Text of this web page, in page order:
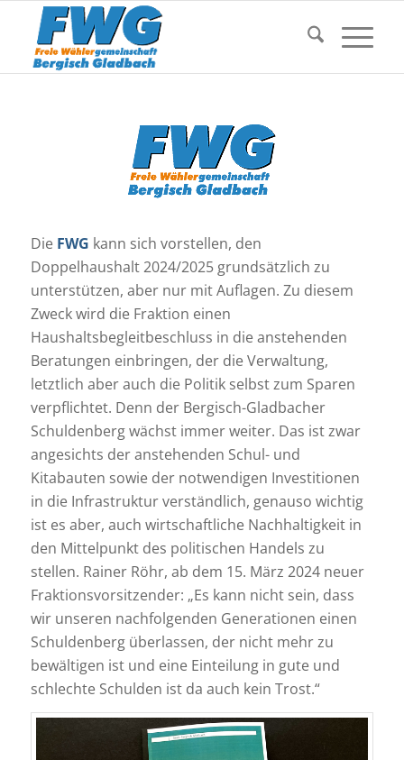
Die FWG kann sich vorstellen, den
Doppelhaushalt 2024/2025 grundsätzlich zu
unterstützen, aber nur mit Auflagen. Zu diesem
Zweck wird die Fraktion einen
Haushaltsbegleitbeschluss in die anstehenden
Beratungen einbringen, der die Verwaltung,
letztlich aber auch die Politik selbst zum Sparen
verpflichtet. Denn der Bergisch-Gladbacher
Schuldenberg wächst immer weiter. Das ist zwar
angesichts der anstehenden Schul- und
Kitabauten sowie der notwendigen Investitionen
in die Infrastruktur verständlich, genauso wichtig
ist es aber, auch wirtschaftliche Nachhaltigkeit in
den Mittelpunkt des politischen Handels zu
stellen. Rainer Röhr, ab dem 15. März 2024 neuer
Fraktionsvorsitzender: „Es kann nicht sein, dass
wir unseren nachfolgenden Generationen einen
Schuldenberg überlassen, der nicht mehr zu
bewältigen ist und eine Einteilung in gute und
schlechte Schulden ist da auch kein Trost.“